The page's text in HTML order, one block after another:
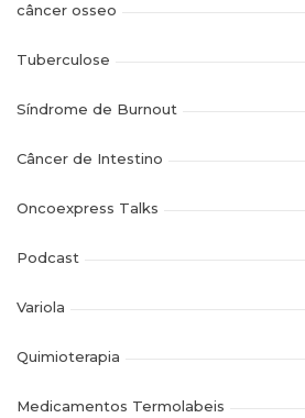
câncer osseo
Tuberculose
Síndrome de Burnout
Câncer de Intestino
Oncoexpress Talks
Podcast
Variola
Quimioterapia
Medicamentos Termolabeis